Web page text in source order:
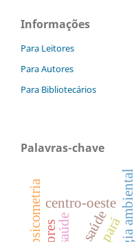
Informações
Para Leitores
Para Autores
Para Bibliotecários
Palavras-chave
centro-oeste
psicometria saúde